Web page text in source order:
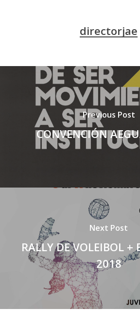
directorjae
Previous Post
CONVENCIÓN
Next Post
RALLY DE VOLEIBOL +
2018